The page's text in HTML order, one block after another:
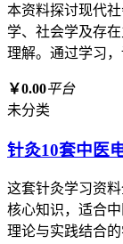
本资料探讨现代
学、社会学及存
理解。通过学习
￥0.00平台
未分类
针灸10套中医
这套针灸学习资
核心知识，适合
理论与实践结合